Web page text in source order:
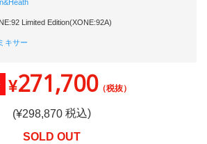
Limited Edition(XONE:92A)
キサー
¥271,700（税抜）
(¥298,870税込)
SOLD OUT